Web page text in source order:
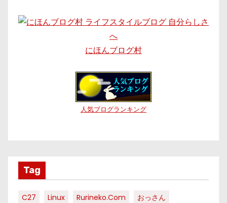
にほんブログ村
人気ブログランキング
Tag
C27 Linux Rurineko.com
おっさん